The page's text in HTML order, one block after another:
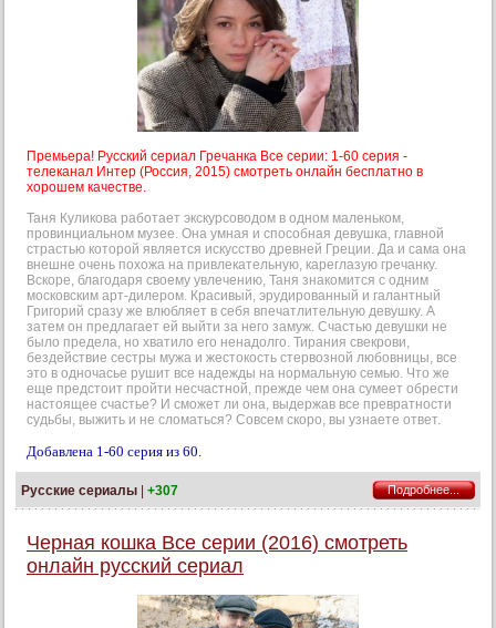
Премьера! Русский сериал Гречанка Все серии: 1-60 серия -
телеканал Интер (Россия, 2015) смотреть онлайн бесплатно в
хорошем качестве.
Таня Куликова работает экскурсоводом в одном маленьком,
провинциальном музее. Она умная и способная девушка, главной
страстью которой является искусство древней Греции. Да и сама она
внешне очень похожа на привлекательную, кареглазую гречанку.
Вскоре, благодаря своему увлечению, Таня знакомится с одним
московским арт-дилером. Красивый, эрудированный и галантный
Григорий сразу же влюбляет в себя впечатлительную девушку. А
затем он предлагает ей выйти за него замуж. Счастью девушки не
было предела, но хватило его ненадолго. Тирания свекрови,
бездействие сестры мужа и жестокость стервозной любовницы, все
это в одночасье рушит все надежды на нормальную семью. Что же
еще предстоит пройти несчастной, прежде чем она сумеет обрести
настоящее счастье? И сможет ли она, выдержав все превратности
судьбы, выжить и не сломаться? Совсем скоро, вы узнаете ответ.
Добавлена 1-60 серия из 60.
Русские сериалы | +307 Подробнее...
Черная кошка Все серии (2016) смотреть
онлайн русский сериал